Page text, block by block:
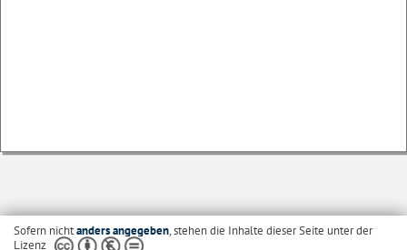
Sofern nichtanders angegeben, stehen die Inhalte dieser Seite unter der
Lizenz